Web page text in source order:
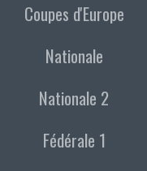
Coupes d'Europe
Nationale
Nationale 2
Fédérale 1